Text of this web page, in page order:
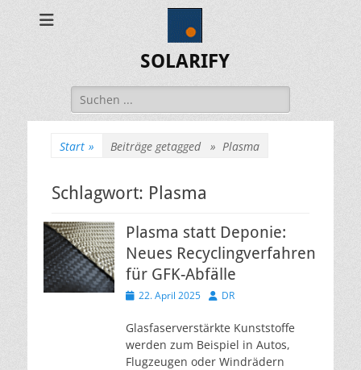
SOLARIFY
Suchen
nach:
Start » Beiträge getagged » Plasma
Schlagwort: Plasma
Plasma statt Deponie:
Neues Recyclingverfahren
für GFK-Abfälle
Veröffentlicht
22. April 2025 Autor
DR
Glasfaserverstärkte Kunststoffe
werden zum Beispiel in Autos,
Flugzeugen oder Windrädern